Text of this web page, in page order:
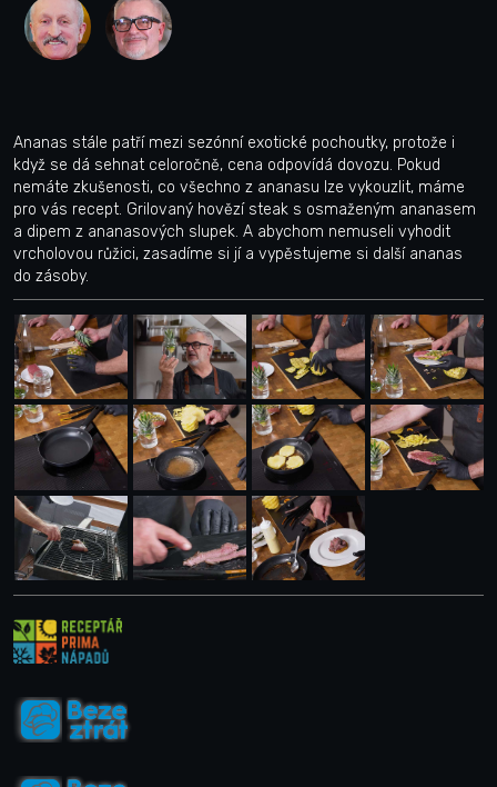
Ananas stále patří mezi sezónní exotické pochoutky, protože i
když se dá sehnat celoročně, cena odpovídá dovozu. Pokud
nemáte zkušenosti, co všechno z ananasu lze vykouzlit, máme
pro vás recept. Grilovaný hovězí steak s osmaženým ananasem
a dipem z ananasových slupek. A abychom nemuseli vyhodit
vrcholovou růžici, zasadíme si jí a vypěstujeme si další ananas
do zásoby.